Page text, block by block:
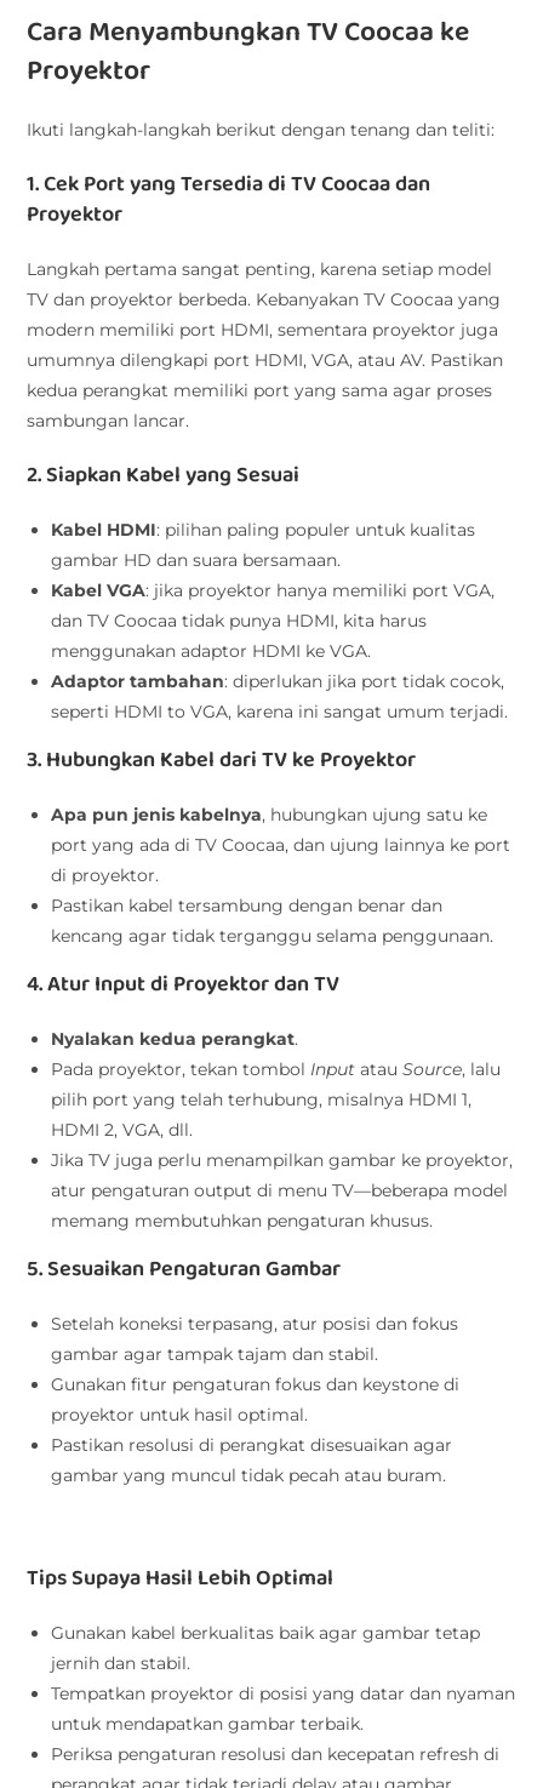
Cara Menyambungkan TV Coocaa ke
Proyektor
Ikuti langkah-langkah berikut dengan tenang dan teliti:
1. Cek Port yang Tersedia di TV Coocaa dan
Proyektor
Langkah pertama sangat penting, karena setiap model
TV dan proyektor berbeda. Kebanyakan TV Coocaa yang
modern memiliki port HDMI, sementara proyektor juga
umumnya dilengkapi port HDMI, VGA, atau AV. Pastikan
kedua perangkat memiliki port yang sama agar proses
sambungan lancar.
2. Siapkan Kabel yang Sesuai
Kabel HDMI: pilihan paling populer untuk kualitas
gambar HD dan suara bersamaan.
Kabel VGA: jika proyektor hanya memiliki port VGA,
dan TV Coocaa tidak punya HDMI, kita harus
menggunakan adaptor HDMI ke VGA.
Adaptor tambahan: diperlukan jika port tidak cocok,
seperti HDMI to VGA, karena ini sangat umum terjadi.
3. Hubungkan Kabel dari TV ke Proyektor
Apa pun jenis kabelnya, hubungkan ujung satu ke
port yang ada di TV Coocaa, dan ujung lainnya ke port
di proyektor.
Pastikan kabel tersambung dengan benar dan
kencang agar tidak terganggu selama penggunaan.
4. Atur Input di Proyektor dan TV
Nyalakan kedua perangkat.
Pada proyektor, tekan tombol Input atauSource, lalu
pilih port yang telah terhubung, misalnya HDMI 1,
HDMI 2, VGA, dll.
Jika TV juga perlu menampilkan gambar ke proyektor,
atur pengaturan output di menu TV—beberapa model
memang membutuhkan pengaturan khusus.
5. Sesuaikan Pengaturan Gambar
Setelah koneksi terpasang, atur posisi dan fokus
gambar agar tampak tajam dan stabil.
Gunakan fitur pengaturan fokus dan keystone di
proyektor untuk hasil optimal.
Pastikan resolusi di perangkat disesuaikan agar
gambar yang muncul tidak pecah atau buram.
Tips Supaya Hasil Lebih Optimal
Gunakan kabel berkualitas baik agar gambar tetap
jernih dan stabil.
Tempatkan proyektor di posisi yang datar dan nyaman
untuk mendapatkan gambar terbaik.
Periksa pengaturan resolusi dan kecepatan refresh di